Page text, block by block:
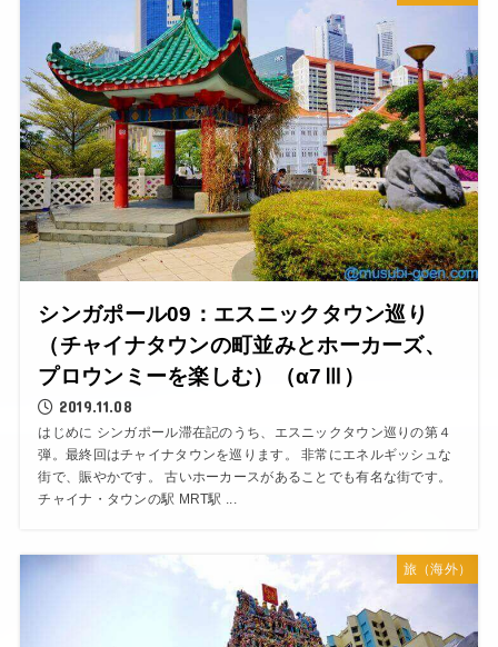
シンガポール09：エスニックタウン巡り
（チャイナタウンの町並みとホーカーズ、
プロウンミーを楽しむ）（α7Ⅲ）
2019.11.08
はじめに シンガポール滞在記のうち、エスニックタウン巡りの第４
弾。最終回はチャイナタウンを巡ります。 非常にエネルギッシュな
街で、賑やかです。 古いホーカースがあることでも有名な街です。
チャイナ・タウンの駅 MRT駅 ...
旅（海外）